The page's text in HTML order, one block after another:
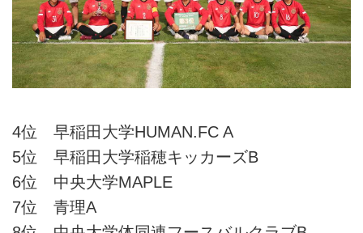
4位 早稲田大学HUMAN.FC A
5位 早稲田大学稲穂キッカーズB
6位 中央大学MAPLE
7位 青理A